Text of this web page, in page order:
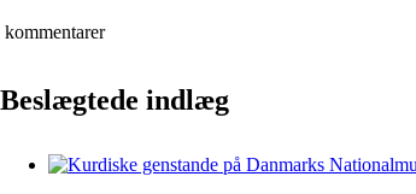
kommentarer
Beslægtede indlæg